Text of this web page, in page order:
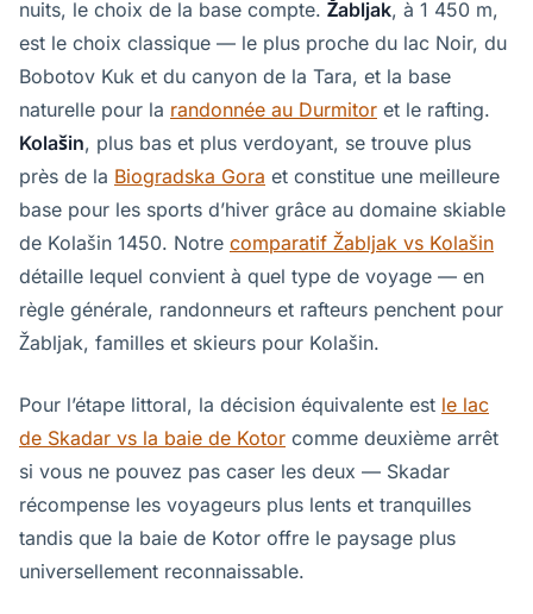
nuits, le choix de la base compte. Žabljak, à 1 450 m,
est le choix classique — le plus proche du lac Noir, du
Bobotov Kuk et du canyon de la Tara, et la base
naturelle pour la randonnée au Durmitor et le rafting.
Kolašin, plus bas et plus verdoyant, se trouve plus
près de la Biogradska Gora et constitue une meilleure
base pour les sports d’hiver grâce au domaine skiable
de Kolašin 1450. Notre comparatif Žabljak vs Kolašin
détaille lequel convient à quel type de voyage — en
règle générale, randonneurs et rafteurs penchent pour
Žabljak, familles et skieurs pour Kolašin.
Pour l’étape littoral, la décision équivalente est le lac
de Skadar vs la baie de Kotor comme deuxième arrêt
si vous ne pouvez pas caser les deux — Skadar
récompense les voyageurs plus lents et tranquilles
tandis que la baie de Kotor offre le paysage plus
universellement reconnaissable.